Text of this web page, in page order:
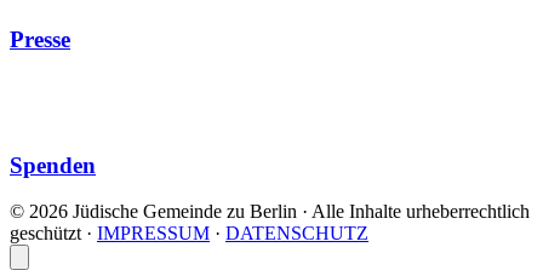
Presse
Spenden
© 2026 Jüdische Gemeinde zu Berlin · Alle Inhalte urheberrechtlich
geschützt· IMPRESSUM · DATENSCHUTZ